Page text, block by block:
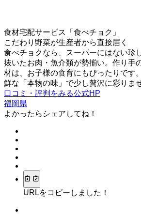
食材宅配サービス「食べチョク」
こだわり野菜が生産者から直接届く
食べチョクなら、スーパーにはない珍
抜いたお肉・魚介類が勢揃い。作り手
材は、お子様の食育にもぴったりです
鮮な「本物の味」で少し贅沢に彩りま
口コミ・評判をみる公式HP
福岡県
よかったらシェアしてね！
URLをコピーしました！